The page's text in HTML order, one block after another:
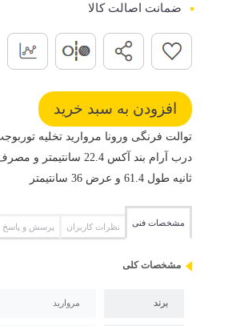
ضمانت اصالت کالا
توالت فرنگی ورونا مروارید تخلیه
ثانیه طول 61.4 و عرض 36 سانتیمتر
مشخصات فنی نظرات کاربران پرسش و پاسخ
مشخصات کلی
برند مروارید